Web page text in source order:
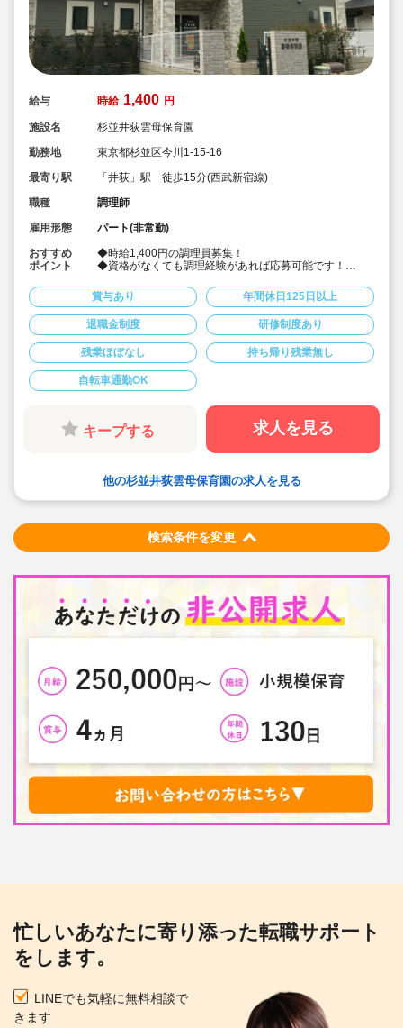
給与 時給 1,400 円
施設名
杉並井荻雲母保育園
勤務地
東京都杉並区今川1-15-16
最寄り駅
「井荻」駅 徒歩15分(西武新宿線)
職種
調理師
雇用形態
パート(非常勤)
おすすめ
ポイント
◆時給1,400円の調理員募集！
◆資格がなくても調理経験があれば応募可能です！
献立にそって調理頂ける調理員の募集です！
◆雲母保育園は60名以下のコンパクトなサイズの園にな
りますので、食数も少なめです！
◆1日3時間の勤務から相談可能です！もちろん8時間の
勤務も相談可能！仕事もプライベートも両立出来ます。
◆残業なし！定時あがり！
◆日々の保育を大切に楽しくお仕事出来ます（行事準
備・書き物類軽減されています）
◆保育園での調理経験がある方大歓迎！病院や高齢者施
設での経験がある方も大歓迎です！
◆職員同士の協力を大切にしています！（先輩スタッフ
がサポートします！）
賞与あり 年間休日125日以上
退職金制度 研修制度あり
残業ほぼなし 持ち帰り残業無し
自転車通勤OK
キープする 求人を見る
他の杉並井荻雲母保育園の求人を見る
検索条件を変更
忙しいあなたに寄り添った転職サポート
をします。
LINEでも気軽に無料相談で
きます